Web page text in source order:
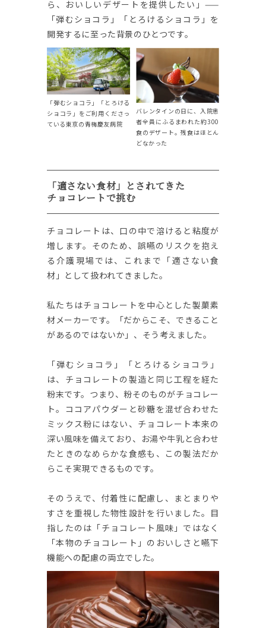
ら、おいしいデザートを提供したい」——
「弾むショコラ」「とろけるショコラ」を
開発するに至った背景のひとつです。
「弾むショコラ」「とろける
ショコラ」をご利用くださっ
ている東京の青梅慶友病院
バレンタインの日に、入院患
者全員にふるまわれた約300
食のデザート。残食はほとん
どなかった
「適さない食材」とされてきた
チョコレートで挑む
チョコレートは、口の中で溶けると粘度が
増します。そのため、誤嚥のリスクを抱え
る介護現場では、これまで「適さない食
材」として扱われてきました。
私たちはチョコレートを中心とした製菓素
材メーカーです。「だからこそ、できること
があるのではないか」、そう考えました。
「弾むショコラ」「とろけるショコラ」
は、チョコレートの製造と同じ工程を経た
粉末です。つまり、粉そのものがチョコレー
ト。ココアパウダーと砂糖を混ぜ合わせた
ミックス粉にはない、チョコレート本来の
深い風味を備えており、お湯や牛乳と合わせ
たときのなめらかな食感も、この製法だか
らこそ実現できるものです。
そのうえで、付着性に配慮し、まとまりや
すさを重視した物性設計を行いました。目
指したのは「チョコレート風味」ではなく
「本物のチョコレート」のおいしさと嚥下
機能への配慮の両立でした。